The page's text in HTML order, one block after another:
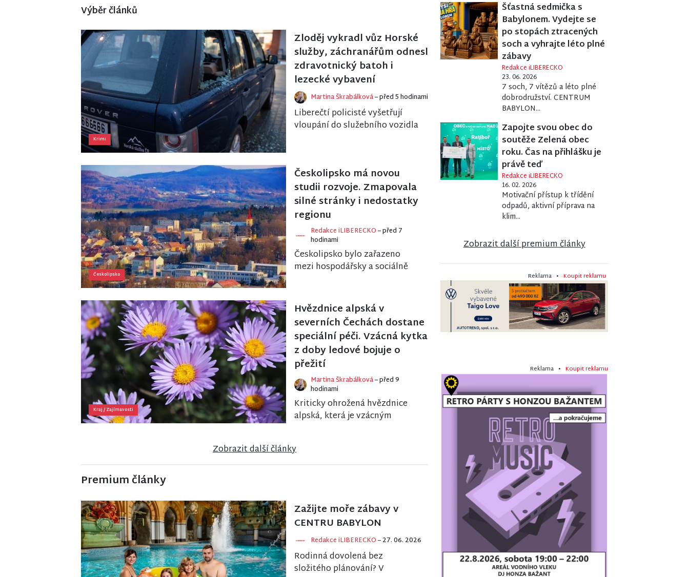
Výběr článků
Krimi
Zloděj vykradl vůz Horské
služby, záchranářům odnesl
zdravotnický batoh i
lezecké vybavení
Martina Škrabálková– před 5 hodinami
Liberečtí policisté vyšetřují
vloupání do služebního vozidla
Českolipsko
Českolipsko má novou
studii rozvoje. Zmapovala
silné stránky i nedostatky
regionu
Redakce iLIBERECKO– před 7
hodinami
Českolipsko bylo zařazeno
mezi hospodářsky a sociálně
výzvami, jako je vysoká zá...
Kraj /Zajímavosti
Hvězdnice alpská v
severních Čechách dostane
speciální péči. Vzácná kytka
z doby ledové bojuje o
přežití
Martina Škrabálková– před 9
hodinami
Kriticky ohrožená hvězdnice
alpská, která je vzácným
potýká s úbytkem. V...
Zobrazit další články
Premium články
Zažijte moře zábavy v
CENTRU BABYLON
Redakce iLIBERECKO– 27. 06. 2026
Rodinná dovolená bez
složitého plánování? V
Šťastná sedmička s
Babylonem. Vydejte se
po stopách ztracených
soch a vyhrajte léto plné
zábavy
Redakce iLIBERECKO
23. 06. 2026
7 soch, 7 vítězů a léto plné
dobrodružství. CENTRUM
BABYLON...
Zapojte svou obec do
soutěže Zelená obec
roku. Čas na přihlášku je
právě teď
Redakce iLIBERECKO
16. 02. 2026
Motivační přístup k třídění
odpadů, aktivní příprava na
klim...
Zobrazit další premium články
Reklama • Koupit reklamu
Reklama • Koupit reklamu